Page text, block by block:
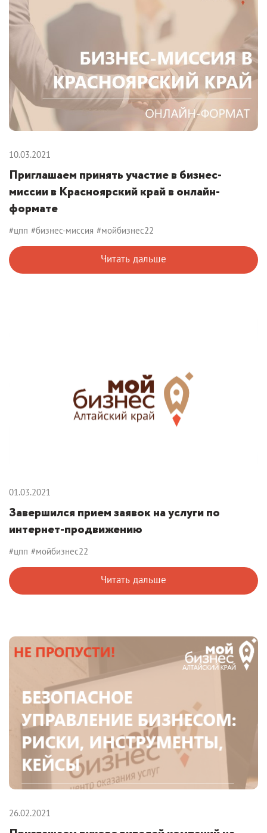
10.03.2021
Приглашаем принять участие в бизнес-
миссии в Красноярский край в онлайн-
формате
#цпп #бизнес-миссия #мойбизнес22
Читать дальше
01.03.2021
Завершился прием заявок на услуги по
интернет-продвижению
#цпп #мойбизнес22
Читать дальше
26.02.2021